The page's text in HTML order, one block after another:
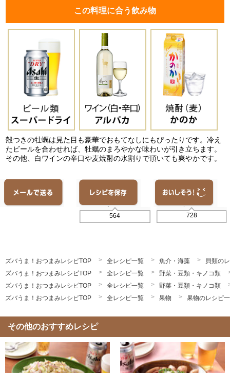
この料理に合う飲み物
殻つきの牡蠣は見た目も豪華でおもてなしにもぴったりです。冷え
たビールを合わせれば、牡蠣のまろやかな味わいが引き立ちます。
その他、白ワインの辛口や麦焼酎の水割りで頂いても爽やかです。
564 728
ズバうま！おつまみレシピTOP 全レシピ一覧 魚介・海藻
貝類の
ズバうま！おつまみレシピTOP
全レシピ一覧
野菜・豆類・キノコ類
ズバうま！おつまみレシピTOP
全レシピ一覧
野菜・豆類・キノコ類
ズバうま！おつまみレシピTOP
全レシピ一覧 果物 果物のレシピ
その他のおすすめレシピ